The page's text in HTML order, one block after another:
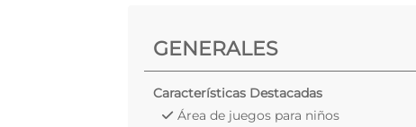
GENERALES
Características Destacadas
Área de juegos para niños